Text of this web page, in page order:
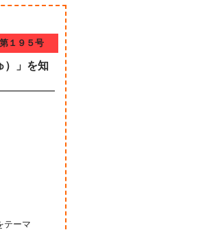
１９５号
）」を知
テーマ